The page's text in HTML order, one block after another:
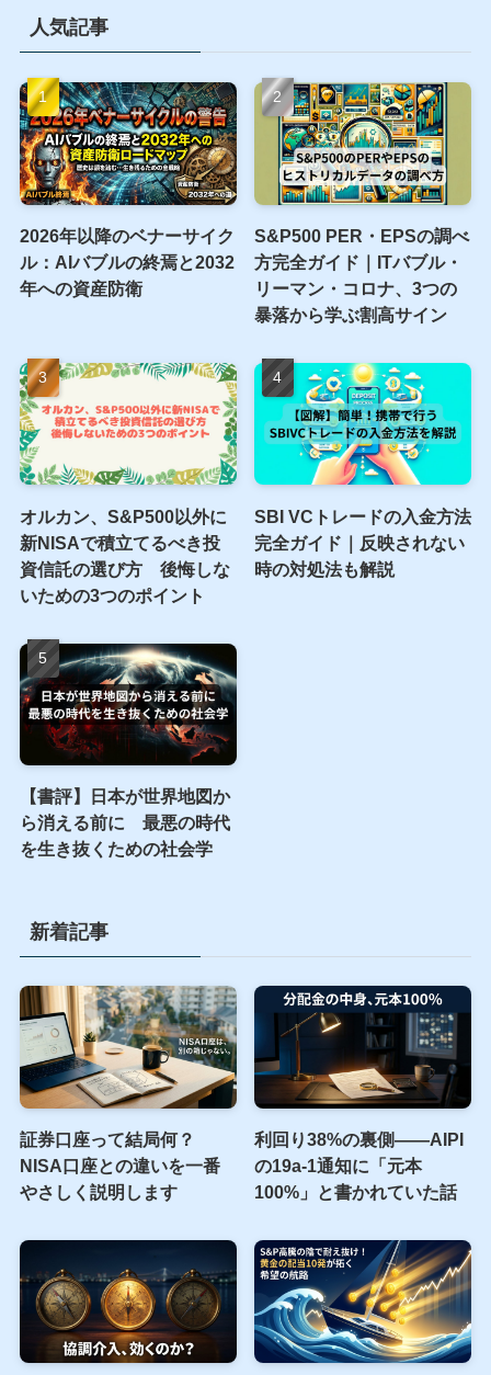
人気記事
2026年以降のベナーサイク
ル：AIバブルの終焉と2032
年への資産防衛
S&P500 PER・EPSの調べ
方完全ガイド｜ITバブル・
リーマン・コロナ、3つの
暴落から学ぶ割高サイン
オルカン、S&P500以外に
新NISAで積立てるべき投
資信託の選び方 後悔しな
いための3つのポイント
SBI VCトレードの入金方法
完全ガイド｜反映されない
時の対処法も解説
【書評】日本が世界地図か
ら消える前に 最悪の時代
を生き抜くための社会学
新着記事
証券口座って結局何？
NISA口座との違いを一番
やさしく説明します
利回り38%の裏側――AIPI
の19a-1通知に「元本
100%」と書かれていた話